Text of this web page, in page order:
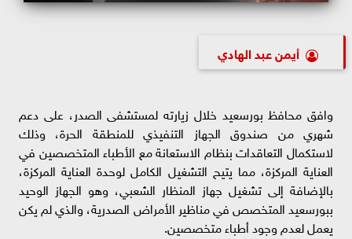
أيمن عبد الهادي
وافق محافظ بورسعيد خلال زيارته لمستشفى الصدر، على دعم
شهري من صندوق الجهاز التنفيذي للمنطقة الحرة، وذلك
لاستكمال التعاقدات بنظام الاستعانة مع الأطباء المتخصصين في
العناية المركزة، مما يتيح التشغيل الكامل لوحدة العناية المركزة،
بالإضافة إلى تشغيل جهاز المنظار الشعبي، وهو الجهاز الوحيد
ببورسعيد المتخصص في مناظير الأمراض الصدرية، والذي لم يكن
يعمل لعدم وجود أطباء متخصصين.